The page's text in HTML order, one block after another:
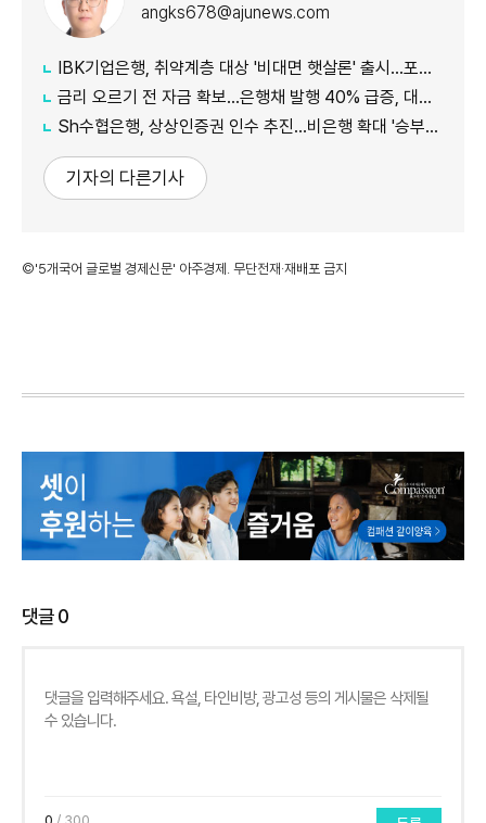
angks678@ajunews.com
IBK기업은행, 취약계층 대상 '비대면 햇살론' 출시…포용금융 확대
금리 오르기 전 자금 확보…은행채 발행 40% 급증, 대출금리도 '들썩'
Sh수협은행, 상상인증권 인수 추진…비은행 확대 '승부수'
기자의 다른기사
©'5개국어 글로벌 경제신문' 아주경제. 무단전재·재배포 금지
댓글0